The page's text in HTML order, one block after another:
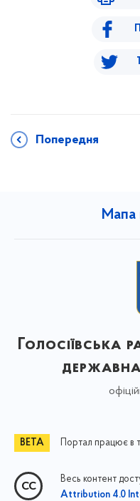
Попередня
Мапа
Голосіївська
державна
Портал працює в
Весь контент
Attribution 4.0